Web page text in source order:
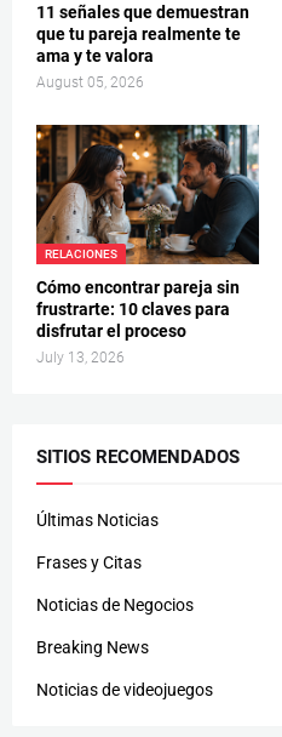
11 señales que demuestran
que tu pareja realmente te
ama y te valora
August 05, 2026
RELACIONES
Cómo encontrar pareja sin
frustrarte: 10 claves para
disfrutar el proceso
July 13, 2026
SITIOS RECOMENDADOS
Últimas Noticias
Frases y Citas
Noticias de Negocios
Breaking News
Noticias de videojuegos